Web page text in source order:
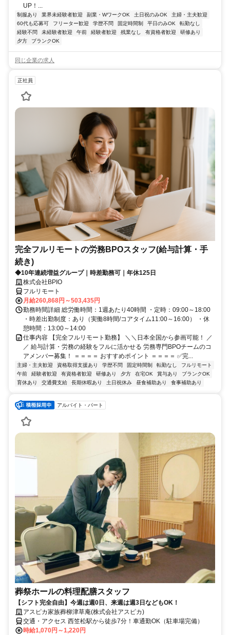
UP！...
制服あり 業界未経験者歓迎 副業・WワークOK 土日祝のみOK
主婦・主夫歓迎
60代も応募可
フリーター歓迎 学歴不問 固定時間制 平日のみOK
転勤なし
経験不問
未経験者歓迎 午前 経験者歓迎 残業なし 有資格者歓迎
研修あり
夕方
ブランクOK
同じ企業の求人
正社員
完全フルリモートの労務BPOスタッフ(給与計算・手
続き)
◆10年連続増益グループ｜時差勤務可｜年休125日
株式会社BPIO
フルリモート
月給260,868円～503,435円
勤務時間詳細 総労働時間：1週あたり40時間 ・定時：09:00～18:00
・時差出勤制度：あり（実働8時間/コアタイム11:00～16:00） ・休
憩時間：13:00～14:00
仕事内容 【完全フルリモート勤務】 ＼＼日本全国から参画可能！ ／
／ 給与計算・労務の経験をフルに活かせる 労務専門BPOチームのコ
アメンバー募集！ ＝＝＝＝ おすすめポイント ＝＝＝＝ ✅完...
主婦・主夫歓迎 資格取得支援あり 学歴不問 固定時間制 転勤なし
フルリモート
午前
経験者歓迎 有資格者歓迎 研修あり 夕方 在宅OK 賞与あり
ブランクOK
育休あり
交通費支給 長期休暇あり 土日祝休み 昼食補助あり 食事補助あり
アルバイト・パート
葬祭ホールの料理配膳スタッフ
【シフト完全自由】今週は週0日、来週は週3日などもOK！
アスピカ家族葬柳津草庵(株式会社アスピカ)
交通・アクセス 西笠松駅から徒歩7分！車通勤OK（駐車場完備）
時給1,070円～1,220円